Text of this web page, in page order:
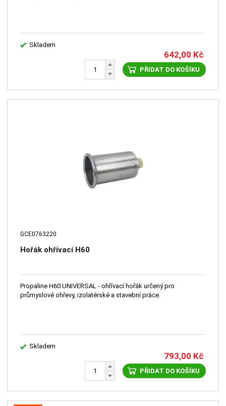
Skladem
642,00 Kč
PŘIDAT DO KOŠÍKU
GCE0763220
Hořák ohřívací H60
Propaline H60 UNIVERSAL - ohřívací hořák určený pro
průmyslové ohřevy, izolatérské a stavební práce.
Skladem
793,00 Kč
PŘIDAT DO KOŠÍKU